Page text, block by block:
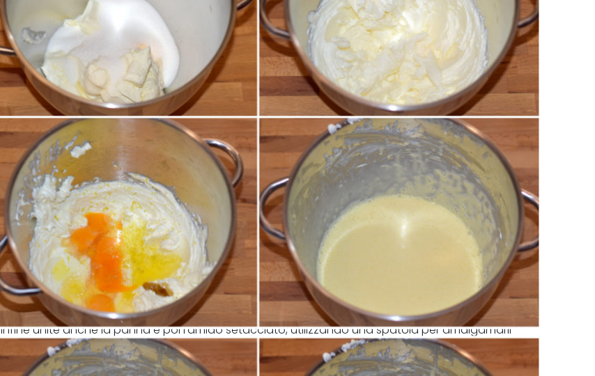
Infine unite anche la panna e poi l'amido setacciato, utilizzando una spatola per amalgamarli
con delicatezza.